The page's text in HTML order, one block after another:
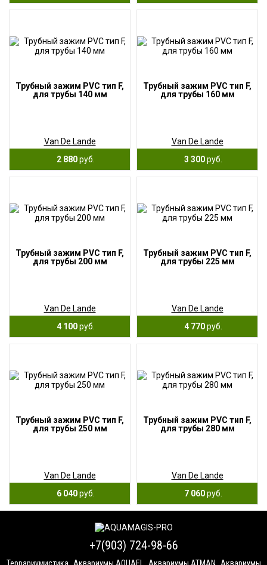
Трубный зажим PVC тип F,
для трубы 140 мм
Van De Lande
2 880руб.
Трубный зажим PVC тип F,
для трубы 160 мм
Van De Lande
3 300руб.
Трубный зажим PVC тип F,
для трубы 200 мм
Van De Lande
4 100руб.
Трубный зажим PVC тип F,
для трубы 225 мм
Van De Lande
4 770руб.
Трубный зажим PVC тип F,
для трубы 250 мм
Van De Lande
6 040руб.
Трубный зажим PVC тип F,
для трубы 280 мм
Van De Lande
7 060руб.
+7(903) 724-98-66